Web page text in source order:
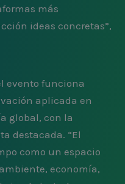
más
ideas concretas”,
evento funciona
aplicada en
global, con la
destacada. “El
como un espacio
economía,